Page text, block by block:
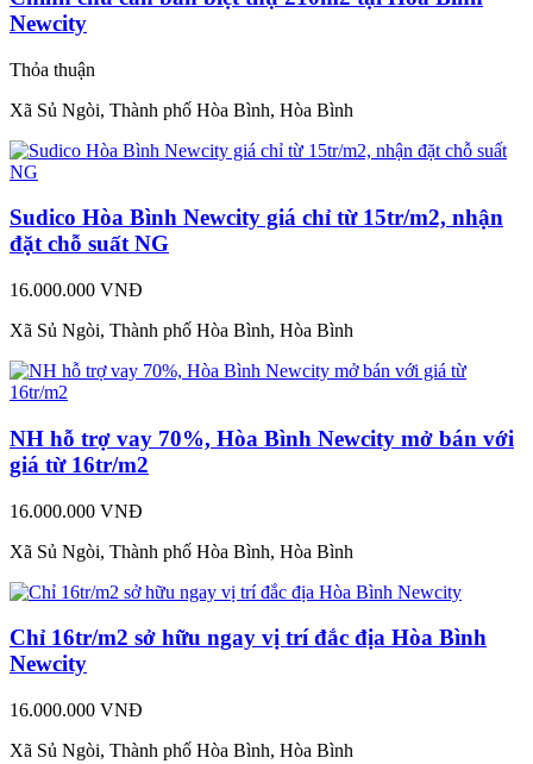
Newcity
Thỏa thuận
Xã Sủ Ngòi, Thành phố Hòa Bình, Hòa Bình
Sudico Hòa Bình Newcity giá chỉ từ 15tr/m2, nhận
đặt chỗ suất NG
16.000.000 VNĐ
Xã Sủ Ngòi, Thành phố Hòa Bình, Hòa Bình
NH hỗ trợ vay 70%, Hòa Bình Newcity mở bán với
giá từ 16tr/m2
16.000.000 VNĐ
Xã Sủ Ngòi, Thành phố Hòa Bình, Hòa Bình
Chỉ 16tr/m2 sở hữu ngay vị trí đắc địa Hòa Bình
Newcity
16.000.000 VNĐ
Xã Sủ Ngòi, Thành phố Hòa Bình, Hòa Bình